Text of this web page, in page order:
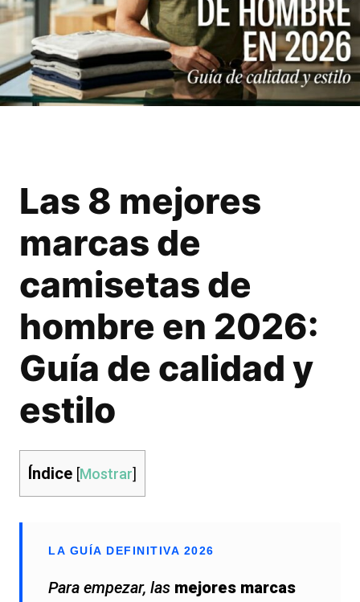
Las 8 mejores
marcas de
camisetas de
hombre en 2026:
Guía de calidad y
estilo
Índice [Mostrar]
LA GUÍA DEFINITIVA 2026
Para empezar, las mejores marcas